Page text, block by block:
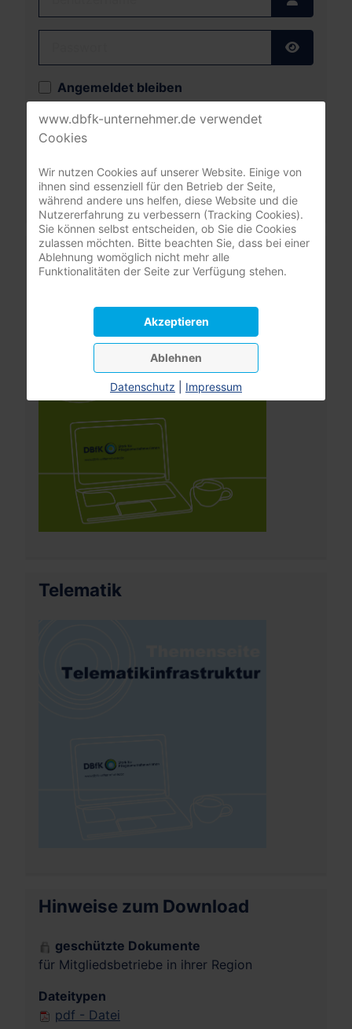
Angemeldet bleiben
Anmelden
Passwort vergessen?
Benutzername vergessen?
Leistungsrechner
Pflegeversicherung
Telematik
Hinweise zum Download
geschützte Dokumente
für Mitgliedsbetriebe in ihrer Region
Dateitypen
pdf - Datei
www.dbfk-unternehmer.de verwendet
Cookies
Wir nutzen Cookies auf unserer Website. Einige von
ihnen sind essenziell für den Betrieb der Seite,
während andere uns helfen, diese Website und die
Nutzererfahrung zu verbessern (Tracking Cookies).
Sie können selbst entscheiden, ob Sie die Cookies
zulassen möchten. Bitte beachten Sie, dass bei einer
Ablehnung womöglich nicht mehr alle
Funktionalitäten der Seite zur Verfügung stehen.
Akzeptieren
Ablehnen
Datenschutz Impressum